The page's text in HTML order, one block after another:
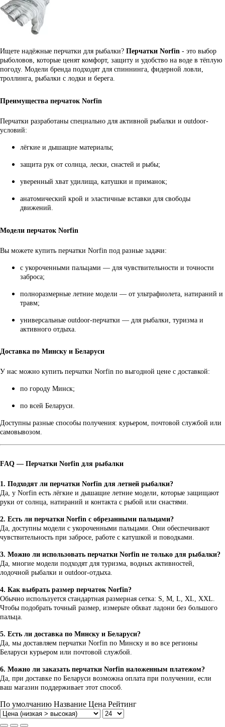
Ищете надёжные перчатки для рыбалки? Перчатки Norfin - это выбор
рыболовов, которые ценят комфорт, защиту и удобство на воде в тёплую
погоду. Модели бренда подходят для спиннинга, фидерной ловли,
троллинга, рыбалки с лодки и берега.
Преимущества перчаток Norfin
Перчатки разработаны специально для активной рыбалки и outdoor-
условий:
лёгкие и дышащие материалы;
защита рук от солнца, лески, снастей и рыбы;
уверенный хват удилища, катушки и приманок;
анатомический крой и эластичные вставки для свободы
движений.
Модели перчаток Norfin
Вы можете купить перчатки Norfin под разные задачи:
с укороченными пальцами — для чувствительности и точности
заброса;
полноразмерные летние модели — от ультрафиолета, натираний и
травм;
универсальные outdoor-перчатки — для рыбалки, туризма и
активного отдыха.
Доставка по Минску и Беларуси
У нас можно купить перчатки Norfin по выгодной цене с доставкой:
по городу Минск;
по всей Беларуси.
Доступны разные способы получения: курьером, почтовой службой или
самовывозом.
FAQ — Перчатки Norfin для рыбалки
1. Подходят ли перчатки Norfin для летней рыбалки?
Да, у Norfin есть лёгкие и дышащие летние модели, которые защищают
руки от солнца, натираний и контакта с рыбой или снастями.
2. Есть ли перчатки Norfin с обрезанными пальцами?
Да, доступны модели с укороченными пальцами. Они обеспечивают
чувствительность при забросе, работе с катушкой и поводками.
3. Можно ли использовать перчатки Norfin не только для рыбалки?
Да, многие модели подходят для туризма, водных активностей,
лодочной рыбалки и outdoor-отдыха.
4. Как выбрать размер перчаток Norfin?
Обычно используется стандартная размерная сетка: S, M, L, XL, XXL.
Чтобы подобрать точный размер, измерьте обхват ладони без большого
пальца.
5. Есть ли доставка по Минску и Беларуси?
Да, мы доставляем перчатки Norfin по Минску и во все регионы
Беларуси курьером или почтовой службой.
6. Можно ли заказать перчатки Norfin наложенным платежом?
Да, при доставке по Беларуси возможна оплата при получении, если
ваш магазин поддерживает этот способ.
По умолчанию Название Цена Рейтинг